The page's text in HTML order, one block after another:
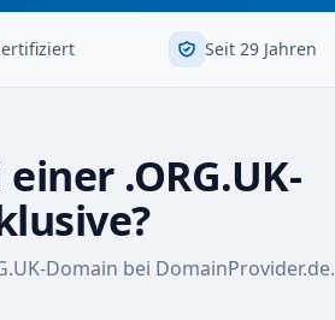
Seit 29 Jahren
.ORG.UK-
Domain bei DomainProvider.de.